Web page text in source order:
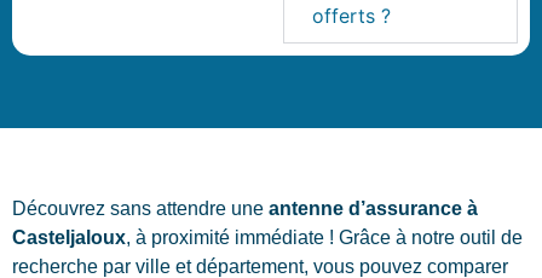
offerts ?
Découvrez sans attendre une antenne d’assurance à
Casteljaloux, à proximité immédiate ! Grâce à notre outil de
recherche par ville et département, vous pouvez comparer